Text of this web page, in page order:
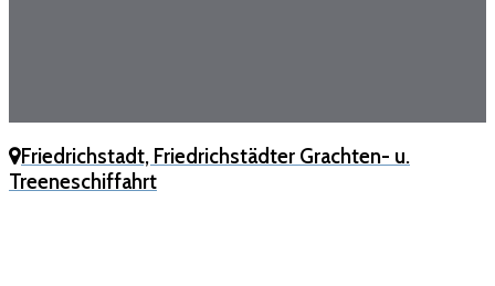
Friedrichstadt, Friedrichstädter Grachten- u.
Treeneschiffahrt